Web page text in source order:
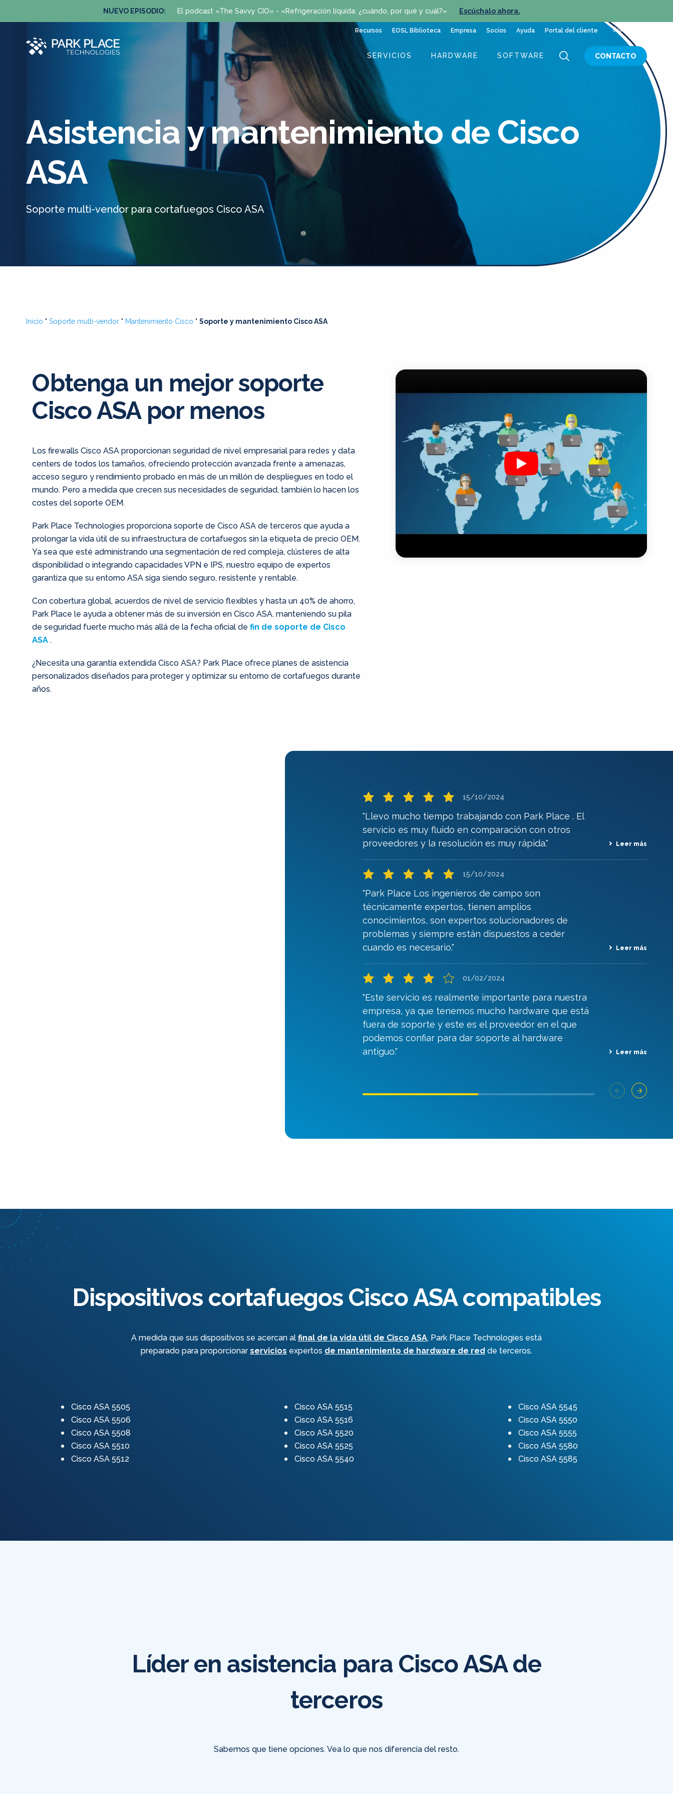
NUEVO EPISODIO: El podcast «The Savvy CIO» - «Refrigeración líquida: ¿cuándo, por qué y cuál?» Escúchalo ahora.
Recursos EOSL Biblioteca Empresa Socios Ayuda Portal del cliente Español
SERVICIOS HARDWARE SOFTWARE CONTACTO
Asistencia y mantenimiento de Cisco
ASA
Soporte multi-vendor para cortafuegos Cisco ASA
Inicio " Soporte multi-vendor " Mantenimiento Cisco " Soporte y mantenimiento Cisco ASA
Obtenga un mejor soporte
Cisco ASA por menos
Los firewalls Cisco ASA proporcionan seguridad de nivel empresarial para redes y data
centers de todos los tamaños, ofreciendo protección avanzada frente a amenazas,
acceso seguro y rendimiento probado en más de un millón de despliegues en todo el
mundo. Pero a medida que crecen sus necesidades de seguridad, también lo hacen los
costes del soporte OEM.
Park Place Technologies proporciona soporte de Cisco ASA de terceros que ayuda a
prolongar la vida útil de su infraestructura de cortafuegos sin la etiqueta de precio OEM.
Ya sea que esté administrando una segmentación de red compleja, clústeres de alta
disponibilidad o integrando capacidades VPN e IPS, nuestro equipo de expertos
garantiza que su entorno ASA siga siendo seguro, resistente y rentable.
Con cobertura global, acuerdos de nivel de servicio flexibles y hasta un 40% de ahorro,
Park Place le ayuda a obtener más de su inversión en Cisco ASA. manteniendo su pila
de seguridad fuerte mucho más allá de la fecha oficial defin de soporte de Cisco
ASA.
¿Necesita una garantía extendida Cisco ASA? Park Place ofrece planes de asistencia
personalizados diseñados para proteger y optimizar su entorno de cortafuegos durante
años.
15/10/2024
"Llevo mucho tiempo trabajando con Park Place . El
servicio es muy fluido en comparación con otros
proveedores y la resolución es muy rápida."
Leer más
15/10/2024
"Park Place Los ingenieros de campo son
técnicamente expertos, tienen amplios
conocimientos, son expertos solucionadores de
problemas y siempre están dispuestos a ceder
cuando es necesario."
Leer más
01/02/2024
"Este servicio es realmente importante para nuestra
empresa, ya que tenemos mucho hardware que está
fuera de soporte y este es el proveedor en el que
podemos confiar para dar soporte al hardware
antiguo."
Leer más
Dispositivos cortafuegos Cisco ASA compatibles
A medida que sus dispositivos se acercan al final de la vida útil de Cisco ASA, Park Place Technologies está
preparado para proporcionarservicios expertos de mantenimiento de hardware de red de terceros.
Cisco ASA 5505
Cisco ASA 5506
Cisco ASA 5508
Cisco ASA 5510
Cisco ASA 5512
Cisco ASA 5515
Cisco ASA 5516
Cisco ASA 5520
Cisco ASA 5525
Cisco ASA 5540
Cisco ASA 5545
Cisco ASA 5550
Cisco ASA 5555
Cisco ASA 5580
Cisco ASA 5585
Líder en asistencia para Cisco ASA de
terceros
Sabemos que tiene opciones. Vea lo que nos diferencia del resto.